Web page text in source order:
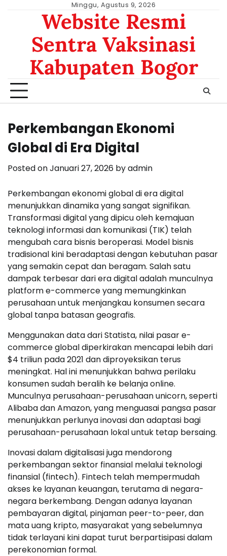
Minggu, Agustus 9, 2026
Website Resmi
Sentra Vaksinasi
Kabupaten Bogor
Perkembangan Ekonomi
Global di Era Digital
Posted onJanuari 27, 2026 byadmin
Perkembangan ekonomi global di era digital
menunjukkan dinamika yang sangat signifikan.
Transformasi digital yang dipicu oleh kemajuan
teknologi informasi dan komunikasi (TIK) telah
mengubah cara bisnis beroperasi. Model bisnis
tradisional kini beradaptasi dengan kebutuhan pasar
yang semakin cepat dan beragam. Salah satu
dampak terbesar dari era digital adalah munculnya
platform e-commerce yang memungkinkan
perusahaan untuk menjangkau konsumen secara
global tanpa batasan geografis.
Menggunakan data dari Statista, nilai pasar e-
commerce global diperkirakan mencapai lebih dari
$4 triliun pada 2021 dan diproyeksikan terus
meningkat. Hal ini menunjukkan bahwa perilaku
konsumen sudah beralih ke belanja online.
Munculnya perusahaan-perusahaan unicorn, seperti
Alibaba dan Amazon, yang menguasai pangsa pasar
menunjukkan perlunya inovasi dan adaptasi bagi
perusahaan-perusahaan lokal untuk tetap bersaing.
Inovasi dalam digitalisasi juga mendorong
perkembangan sektor finansial melalui teknologi
finansial (fintech). Fintech telah mempermudah
akses ke layanan keuangan, terutama di negara-
negara berkembang. Dengan adanya layanan
pembayaran digital, pinjaman peer-to-peer, dan
mata uang kripto, masyarakat yang sebelumnya
tidak terlayani kini dapat turut berpartisipasi dalam
perekonomian formal.